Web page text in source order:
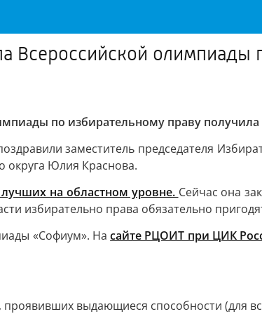
Всероссийской олимпиады
по избирательному праву
заместитель председателя
округа Юлия Краснова.
на областном уровне. Сейчас она
избирательно права обязательно
«Софиум». Насайте РЦОИТ при ЦИК
выдающиеся способности (для